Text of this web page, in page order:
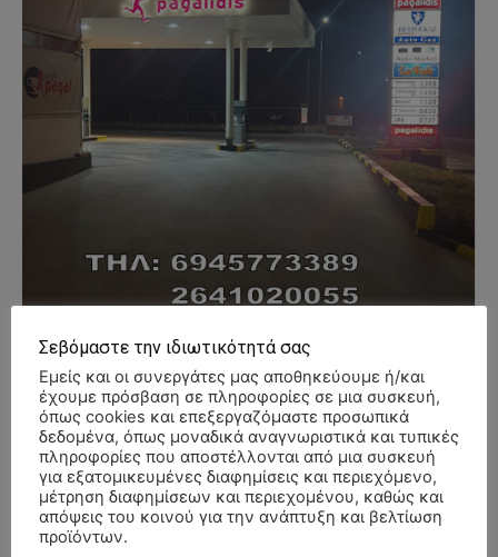
- Advertisment -
Σεβόμαστε την ιδιωτικότητά σας
Εμείς και οι συνεργάτες μας αποθηκεύουμε ή/και
έχουμε πρόσβαση σε πληροφορίες σε μια συσκευή,
όπως cookies και επεξεργαζόμαστε προσωπικά
δεδομένα, όπως μοναδικά αναγνωριστικά και τυπικές
πληροφορίες που αποστέλλονται από μια συσκευή
για εξατομικευμένες διαφημίσεις και περιεχόμενο,
μέτρηση διαφημίσεων και περιεχομένου, καθώς και
απόψεις του κοινού για την ανάπτυξη και βελτίωση
προϊόντων.